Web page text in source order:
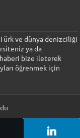
ve dünya denizciliği
ya da
bize ileterek
öğrenmek için
2026